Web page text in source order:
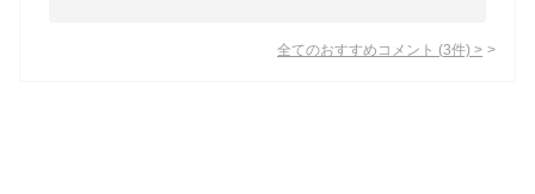
全てのおすすめコメント (3件) >